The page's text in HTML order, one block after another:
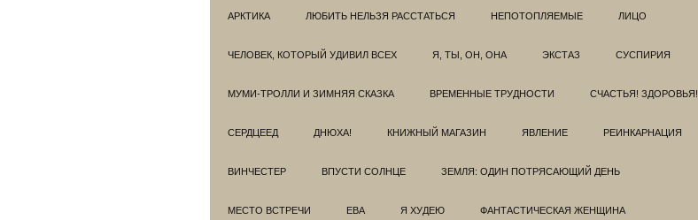
АРКТИКА ЛЮБИТЬ НЕЛЬЗЯ РАССТАТЬСЯ НЕПОТОПЛЯЕМЫЕ ЛИЦО
ЧЕЛОВЕК, КОТОРЫЙ УДИВИЛ ВСЕХ Я, ТЫ, ОН, ОНА ЭКСТАЗ СУСПИРИЯ
МУМИ-ТРОЛЛИ И ЗИМНЯЯ СКАЗКА ВРЕМЕННЫЕ ТРУДНОСТИ СЧАСТЬЯ! ЗДОРОВЬЯ!
СЕРДЦЕЕД ДНЮХА! КНИЖНЫЙ МАГАЗИН ЯВЛЕНИЕ РЕИНКАРНАЦИЯ
ВИНЧЕСТЕР ВПУСТИ СОЛНЦЕ ЗЕМЛЯ: ОДИН ПОТРЯСАЮЩИЙ ДЕНЬ
МЕСТО ВСТРЕЧИ ЕВА Я ХУДЕЮ ФАНТАСТИЧЕСКАЯ ЖЕНЩИНА